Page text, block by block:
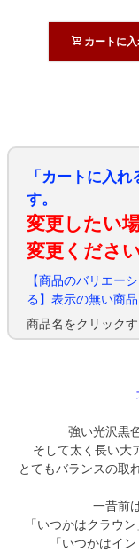
カートに入
「カートに入
す。
変更したい
変更ください
【商品のバリエー
る】表示の無い商
商品名をクリック
強い光沢黒
そして太く長い大
とてもバランスの取
一昔前
「いつかはクラウ
「いつかはイ